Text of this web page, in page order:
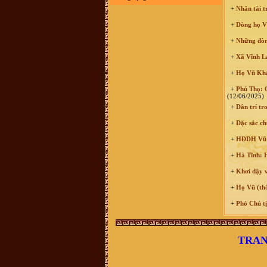
đổi, không xác định được thôn nào
Vũ Ngọc Ninh :sáng nay có ng
+ Nhân tài
+ Dòng họ
+ Những
+ Xã Vĩnh
+ Họ Vũ
+ Phú Thọ:
(12/06/2025)
+ Dân trí
+ Đặc sắc
+ HĐDH Vũ
+ Hà Tĩnh:
+ Khơi dậy
+ Họ Vũ
+ Phó Chủ